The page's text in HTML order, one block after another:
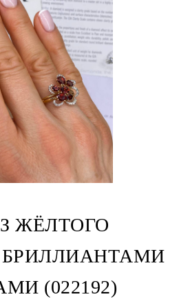
ЖЁЛТОГО
БРИЛЛИАНТАМИ
(022192)